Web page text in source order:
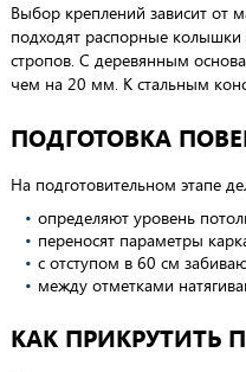
Выбор креплений зависит от
подходят распорные
стропов. С деревянным
чем на 20 мм. К стальным
ПОДГОТОВКА
На подготовительном этапе
определяют уровень
переносят параметры
с отступом в 60 см
между отметками
КАК ПРИКРУТИТЬ